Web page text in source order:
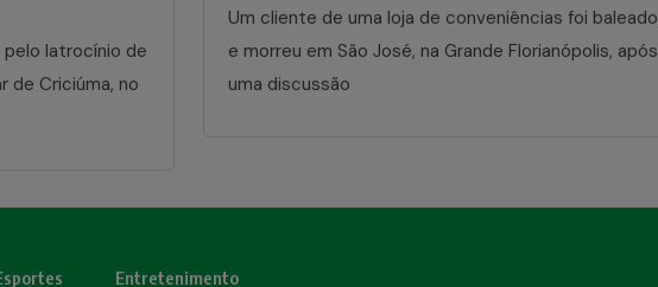
latrocínio de
de Criciúma, no
Um cliente de uma loja de conveniências foi baleado
e morreu em São José, na Grande Florianópolis, após
uma discussão
Entretenimento